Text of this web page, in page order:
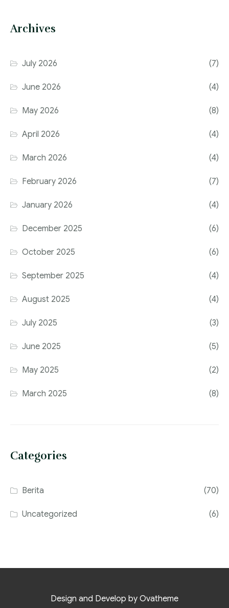
Archives
July 2026 (7)
June 2026 (4)
May 2026 (8)
April 2026 (4)
March 2026 (4)
February 2026 (7)
January 2026 (4)
December 2025 (6)
October 2025 (6)
September 2025 (4)
August 2025 (4)
July 2025 (3)
June 2025 (5)
May 2025 (2)
March 2025 (8)
Categories
Berita (70)
Uncategorized (6)
Design and Develop by Ovatheme